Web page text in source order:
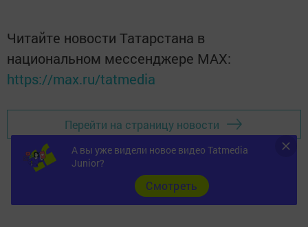
Читайте новости Татарстана в
национальном мессенджере MАХ:
https://max.ru/tatmedia
Перейти на страницу новости
А вы уже видели новое видео Tatmedia
Junior?
Cмотреть